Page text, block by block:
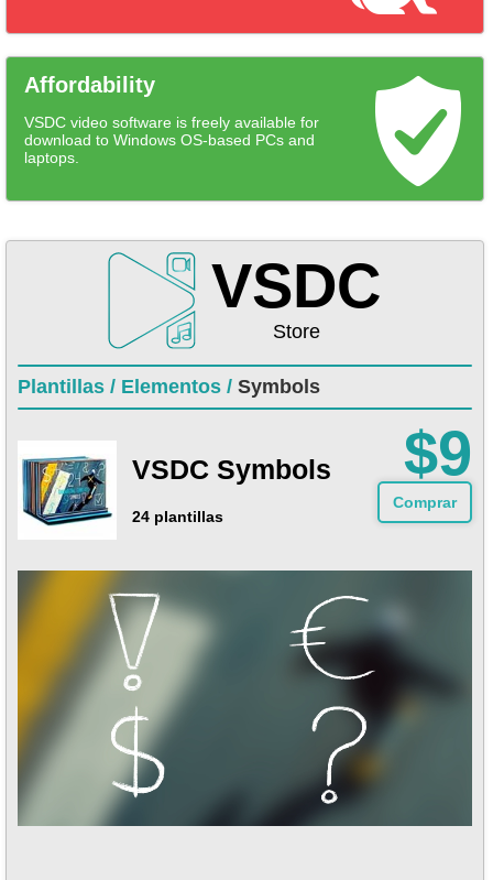
Affordability
VSDC video software is freely available for
download to Windows OS-based PCs and
laptops.
VSDC
Store
Plantillas / Elementos / Symbols
VSDC Symbols
24 plantillas
$9
Comprar